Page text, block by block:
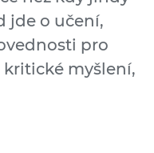
jde o učení,
pro
myšlení,